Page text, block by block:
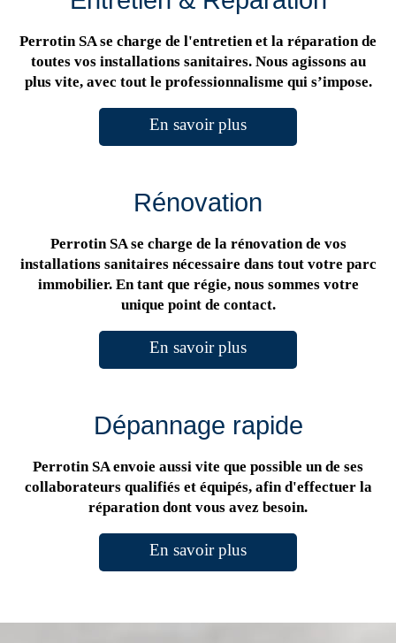
Perrotin SA se charge de l'entretien et la réparation de
toutes vos installations sanitaires. Nous agissons au
plus vite, avec tout le professionnalisme qui s’impose.
En savoir plus
Rénovation
Perrotin SA se charge de la rénovation de vos
installations sanitaires nécessaire dans tout votre parc
immobilier. En tant que régie, nous sommes votre
unique point de contact.
En savoir plus
Dépannage rapide
Perrotin SA envoie aussi vite que possible un de ses
collaborateurs qualifiés et équipés, afin d'effectuer la
réparation dont vous avez besoin.
En savoir plus